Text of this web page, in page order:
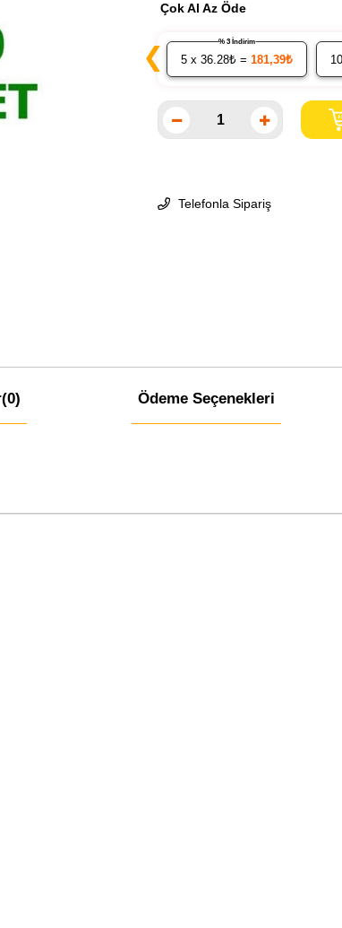
Çok Al Az Öde
❮ 5 x 36.28₺ = 181,39₺
% 3 İndirim
10
Telefonla Sipariş
(0) Ödeme Seçenekleri